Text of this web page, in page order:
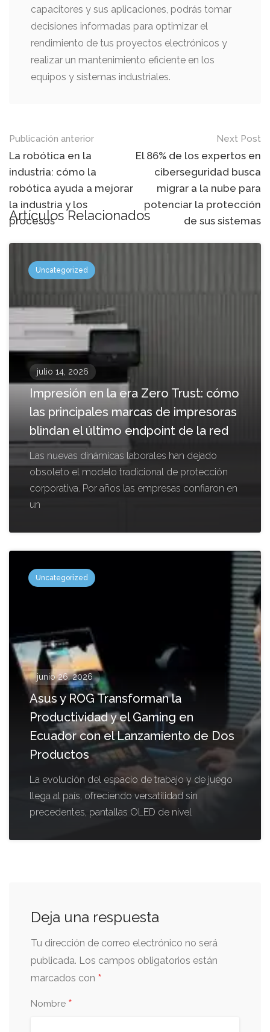
capacitores y sus aplicaciones, podrás tomar
decisiones informadas para optimizar el
rendimiento de tus proyectos electrónicos y
realizar un mantenimiento eficiente en los
equipos y sistemas industriales.
Mensaje
de
navegación
Publicación anterior
La robótica en la
industria: cómo la
robótica ayuda a mejorar
la industria y los
procesos
Next Post
El 86% de los expertos en
ciberseguridad busca
migrar a la nube para
potenciar la protección
de sus sistemas
Artículos Relacionados
Uncategorized
julio 14, 2026
Impresión en la era Zero Trust: cómo
las principales marcas de impresoras
blindan el último endpoint de la red
Las nuevas dinámicas laborales han dejado
obsoleto el modelo tradicional de protección
corporativa. Por años las empresas confiaron en
un
Uncategorized
junio 26, 2026
Asus y ROG Transforman la
Productividad y el Gaming en
Ecuador con el Lanzamiento de Dos
Productos
La evolución del espacio de trabajo y de juego
llega al país, ofreciendo versatilidad sin
precedentes, pantallas OLED de nivel
Deja una respuesta
Tu dirección de correo electrónico no será
publicada. Los campos obligatorios están
marcados con *
Nombre *